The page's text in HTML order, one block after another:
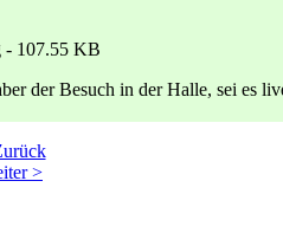
der Besuch in der Halle, sei es
>